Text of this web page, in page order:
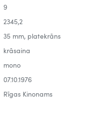
9
2345,2
35 mm, platekrāns
krāsaina
mono
07.10.1976
Rīgas Kinonams